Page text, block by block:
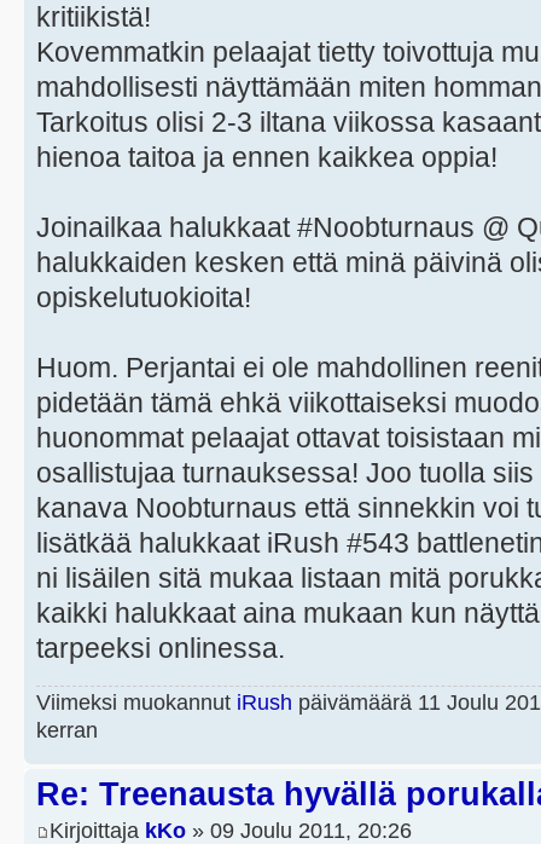
kritiikistä!
Kovemmatkin pelaajat tietty toivottuja
mahdollisesti näyttämään miten
Tarkoitus olisi 2-3 iltana viikossa
hienoa taitoa ja ennen kaikkea oppia!
Joinailkaa halukkaat #Noobturnaus @
halukkaiden kesken että minä päivinä
opiskelutuokioita!
Huom. Perjantai ei ole mahdollinen
pidetään tämä ehkä viikottaiseksi
huonommat pelaajat ottavat toisistaan
osallistujaa turnauksessa! Joo tuolla
kanava Noobturnaus että sinnekkin voi
lisätkää halukkaat iRush #543
ni lisäilen sitä mukaa listaan mitä
kaikki halukkaat aina mukaan kun
tarpeeksi onlinessa.
Viimeksi muokannut iRush päivämäärä 11 Joulu
kerran
Re: Treenausta hyvällä
Kirjoittaja kKo » 09 Joulu 2011, 20:26